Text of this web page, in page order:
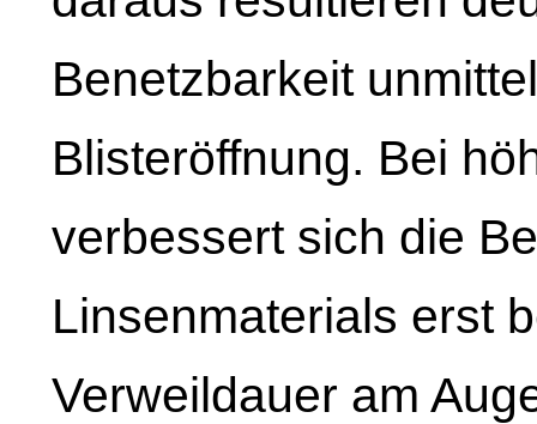
Benetzbarkeit
Blisteröffnung. Bei
verbessert sich die
Linsenmaterials erst
Verweildauer am